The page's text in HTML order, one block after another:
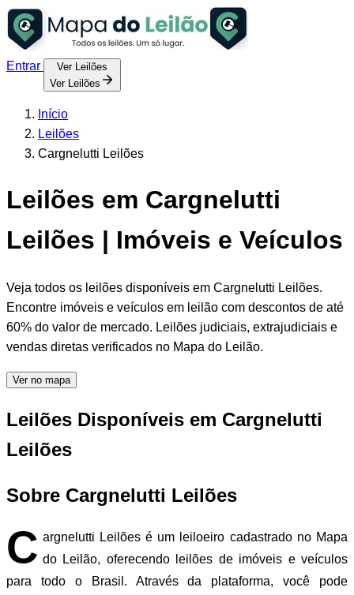
Entrar
Ver Leilões
Ver Leilões
Início
Leilões
Cargnelutti Leilões
Leilões em Cargnelutti
Leilões | Imóveis e Veículos
Veja todos os leilões disponíveis em Cargnelutti Leilões.
Encontre imóveis e veículos em leilão com descontos de até
60% do valor de mercado. Leilões judiciais, extrajudiciais e
vendas diretas verificados no Mapa do Leilão.
Ver no mapa
Leilões Disponíveis em Cargnelutti
Leilões
Sobre Cargnelutti Leilões
C argnelutti Leilões é um leiloeiro cadastrado no Mapa
do Leilão, oferecendo leilões de imóveis e veículos
para todo o Brasil. Através da plataforma, você pode